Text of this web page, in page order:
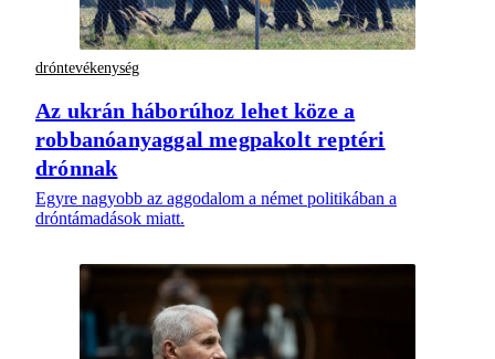
dróntevékenység
Az ukrán háborúhoz lehet köze a
robbanóanyaggal megpakolt reptéri
drónnak
Egyre nagyobb az aggodalom a német politikában a
dróntámadások miatt.